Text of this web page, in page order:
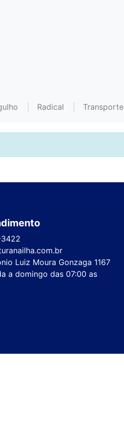
Radical Transporte
Luiz Moura Gonzaga 1167
a domingo das 07:00 as